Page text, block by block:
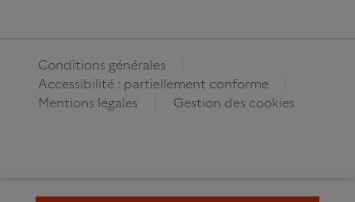
Conditions générales
Accessibilité : partiellement conforme
Mentions légales
Gestion des cookies